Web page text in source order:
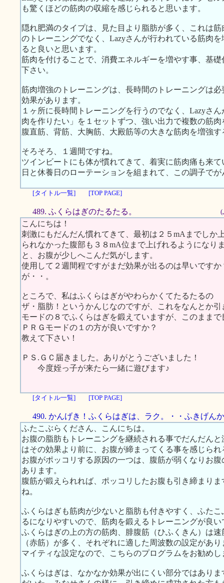
も驚くほどの筋肉の収縮を感じられると思います。
隠れ肥満のタイプは、見た目より脂肪が多く、これは
のトレーニングでなく、Lazyさんが行われている筋肉
ると良いと思います。
筋肉を付けることで、消費エネルギーを増やす事、基
下さい。
筋肉増強のトレーニングは、長時間のトレーニングは
効果があります。
１ヶ所に長時間トレーニングを行うのでなく、Lazyさ
肉を作りたい」を１セットずつ、強い出力で複数の筋
腹直筋、背筋、大胸筋、大殿筋等の大きな筋肉を増強
そろそろ、１週間ですね。
ツインビートにも体が慣れてきて、着実に筋肉痛も来
日と休養日のローテーションを組まれて、この調子で
[タイトル一覧] [TOP PAGE]
489. ふくらはぎのたるたる。 (
こんにちは！
刺激にもだんだん慣れてきて、最初は２５mAまでしか
られなかった腹部も３８mA位まで上げれるようになり
と、お腹が少しへこんだ気がします。
使用して２週間程ですがまだ効果が出るのは早いです
が・・。
ところで、私はふくらはぎがやわらかくてたるたるの
ザ・脂肪！というかんじなのですが、これをなんとか
モードの８でふくらはぎを鍛えていますが、このまま
ＰＲＧモードの１の方が良いですか？
教えて下さい！
ＰＳ.ＧＣ届きました。ありがとうございました！
今度姪っ子が来たら一緒に遊びます♪
[タイトル一覧] [TOP PAGE]
490. かんげき！ふくらはぎは、ラク。・・ふきげん
ふたこぶらくださん、こんにちは。
お腹の脂肪もトレーニングを継続される事でだんだん
はその効果より前に、お腹が締まってくる事を感じら
お腹がポッコリする原因の一つは、腹筋が弱くなりお
あります。
腹筋が鍛えられれば、ポッコリしたお腹も引き締まり
ね。
ふくらはぎも筋肉が少ないと脂肪も付きやすく、ふた
るになりやすいので、筋肉を鍛えるトレーニングが良い
ふくらはぎの上の方の筋肉、腓腹筋（ひふくきん）は
（赤筋）が多く、それぞれに適した周波数の設定があ
マイティな設定なので、こちらのプログラムをお勧めし
ふくらはぎは、なかなか効果が出にくい部分ではあり